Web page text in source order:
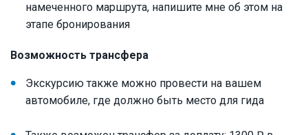
намеченного маршрута, напишите мне об этом на
этапе бронирования
Возможность трансфера
Экскурсию также можно провести на вашем
автомобиле, где должно быть место для гида